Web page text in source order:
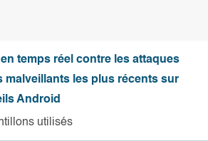
temps réel contre les attaques
malveillants les plus récents sur
Android
utilisés